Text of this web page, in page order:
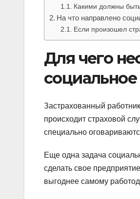
Какими должны
На что направлено
Если произошел
Для чего
Застрахованный
происходит страховой
специально
Еще одна задача
сделать свое
выгоднее самому